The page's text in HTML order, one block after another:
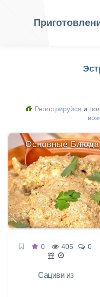
Регистрируйся и
Основные Блюда
0 405 0
Сациви из